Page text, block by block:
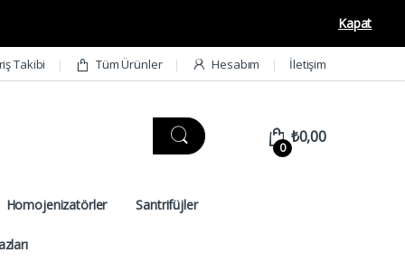
Kapat
Takibi Tüm Ürünler Hesabım İletişim
0
₺0,00
Homojenizatörler Santrifüjler